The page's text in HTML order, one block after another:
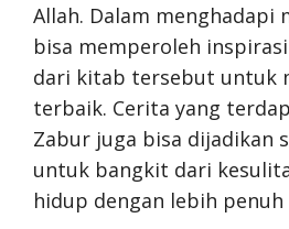
Allah. Dalam menghadapi
bisa memperoleh
dari kitab tersebut untuk
terbaik. Cerita yang
Zabur juga bisa dijadikan
untuk bangkit dari
hidup dengan lebih penuh